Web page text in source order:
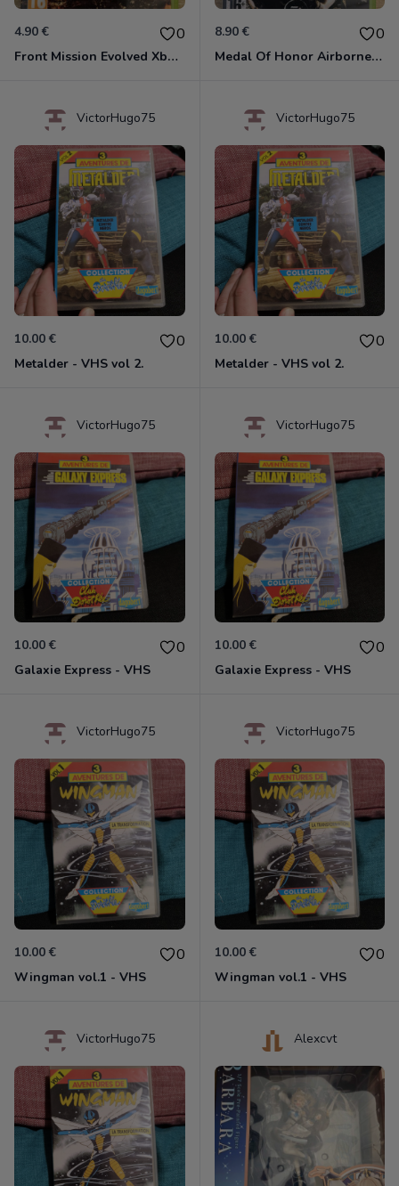
4.90 € 0
Front Mission Evolved Xbox 360
8.90 € 0
Medal Of Honor Airborne Xbox 360
VictorHugo75
10.00 € 0
Metalder - VHS vol 2.
VictorHugo75
10.00 € 0
Metalder - VHS vol 2.
VictorHugo75
10.00 € 0
Galaxie Express - VHS
VictorHugo75
10.00 € 0
Galaxie Express - VHS
VictorHugo75
10.00 € 0
Wingman vol.1 - VHS
VictorHugo75
10.00 € 0
Wingman vol.1 - VHS
VictorHugo75 Alexcvt